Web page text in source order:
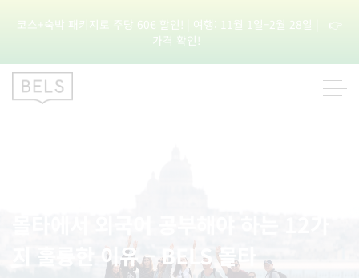
코스+숙박 패키지로 주당 60€ 할인! | 여행: 11월 1일–2월 28일 |
👉
가격 확인!
지 훌륭한 이유 – BELS 몰타